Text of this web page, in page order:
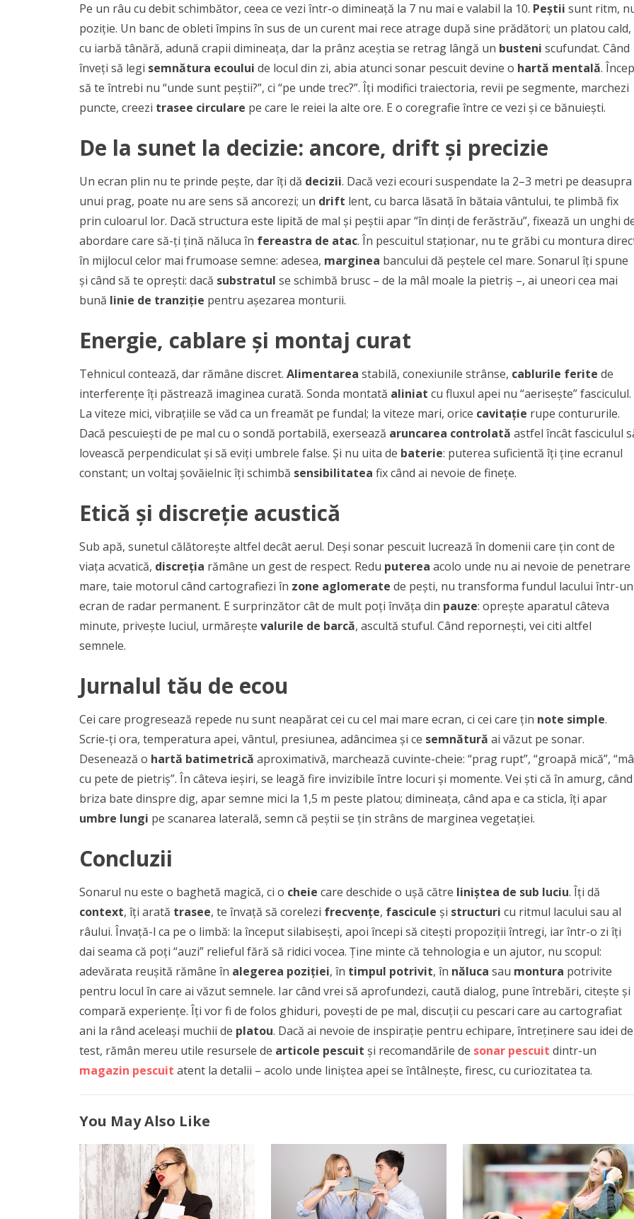
Pe un râu cu debit schimbător, ceea ce vezi într-o dimineață la 7 nu mai e valabil la 10. Peștii sunt ritm,
poziție. Un banc de obleti împins în sus de un curent mai rece atrage după sine prădători; un platou cald,
cu iarbă tânără, adună crapii dimineața, dar la prânz aceștia se retrag lângă un busteni scufundat. Când
înveți să legi semnătura ecoului de locul din zi, abia atunci sonar pescuit devine o hartă mentală.
să te întrebi nu “unde sunt peștii?”, ci “pe unde trec?”. Îți modifici traiectoria, revii pe segmente, marchezi
puncte, creezi trasee circulare pe care le reiei la alte ore. E o coregrafie între ce vezi și ce bănuiești.
De la sunet la decizie: ancore, drift și precizie
Un ecran plin nu te prinde pește, dar îți dă decizii. Dacă vezi ecouri suspendate la 2–3 metri pe deasupra
unui prag, poate nu are sens să ancorezi; un drift lent, cu barca lăsată în bătaia vântului, te plimbă fix
prin culoarul lor. Dacă structura este lipită de mal și peștii apar “în dinți de ferăstrău”, fixează un unghi
abordare care să-ți țină năluca în fereastra de atac. În pescuitul staționar, nu te grăbi cu montura
în mijlocul celor mai frumoase semne: adesea, marginea bancului dă peștele cel mare. Sonarul îți spune
și când să te oprești: dacă substratul se schimbă brusc – de la mâl moale la pietriș –, ai uneori cea mai
bună linie de tranziție pentru așezarea monturii.
Energie, cablare și montaj curat
Tehnicul contează, dar rămâne discret. Alimentarea stabilă, conexiunile strânse, cablurile ferite de
interferențe îți păstrează imaginea curată. Sonda montată aliniat cu fluxul apei nu “aerisește” fasciculul.
La viteze mici, vibrațiile se văd ca un freamăt pe fundal; la viteze mari, orice cavitație rupe contururile.
Dacă pescuiești de pe mal cu o sondă portabilă, exersează aruncarea controlată astfel încât fasciculul
lovească perpendiculat și să eviți umbrele false. Și nu uita de baterie: puterea suficientă îți ține ecranul
constant; un voltaj șovăielnic îți schimbă sensibilitatea fix când ai nevoie de finețe.
Etică și discreție acustică
Sub apă, sunetul călătorește altfel decât aerul. Deși sonar pescuit lucrează în domenii care țin cont de
viața acvatică, discreția rămâne un gest de respect. Redu puterea acolo unde nu ai nevoie de penetrare
mare, taie motorul când cartografiezi în zone aglomerate de pești, nu transforma fundul lacului într-un
ecran de radar permanent. E surprinzător cât de mult poți învăța din pauze: oprește aparatul câteva
minute, privește luciul, urmărește valurile de barcă, ascultă stuful. Când repornești, vei citi altfel
semnele.
Jurnalul tău de ecou
Cei care progresează repede nu sunt neapărat cei cu cel mai mare ecran, ci cei care țin note simple.
Scrie-ți ora, temperatura apei, vântul, presiunea, adâncimea și ce semnătură ai văzut pe sonar.
Desenează o hartă batimetrică aproximativă, marchează cuvinte-cheie: “prag rupt”, “groapă mică”,
cu pete de pietriș”. În câteva ieșiri, se leagă fire invizibile între locuri și momente. Vei ști că în amurg, când
briza bate dinspre dig, apar semne mici la 1,5 m peste platou; dimineața, când apa e ca sticla, îți apar
umbre lungi pe scanarea laterală, semn că peștii se țin strâns de marginea vegetației.
Concluzii
Sonarul nu este o baghetă magică, ci o cheie care deschide o ușă către liniștea de sub luciu. Îți dă
context, îți arată trasee, te învață să corelezi frecvențe, fascicule și structuri cu ritmul lacului sau al
râului. Învață-l ca pe o limbă: la început silabisești, apoi începi să citești propoziții întregi, iar într-o zi îți
dai seama că poți “auzi” relieful fără să ridici vocea. Ține minte că tehnologia e un ajutor, nu scopul:
adevărata reușită rămâne în alegerea poziției, în timpul potrivit, în năluca sau montura potrivite
pentru locul în care ai văzut semnele. Iar când vrei să aprofundezi, caută dialog, pune întrebări, citește și
compară experiențe. Îți vor fi de folos ghiduri, povești de pe mal, discuții cu pescari care au cartografiat
ani la rând aceleași muchii de platou. Dacă ai nevoie de inspirație pentru echipare, întreținere sau idei de
test, rămân mereu utile resursele de articole pescuit și recomandările de sonar pescuit dintr-un
magazin pescuit atent la detalii – acolo unde liniștea apei se întâlnește, firesc, cu curiozitatea ta.
You May Also Like